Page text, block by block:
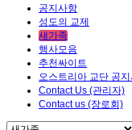
공지사항
성도의 교제
새가족
행사모음
추천싸이트
오스트리아 교단 공
Contact Us (관리자)
Contact us (장로회)